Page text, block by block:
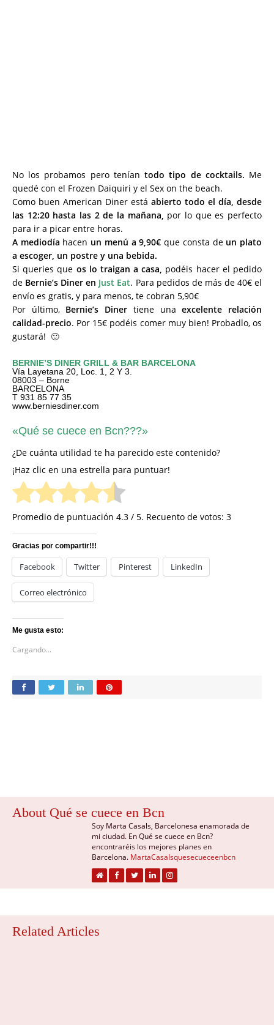
No los probamos pero teníantodo tipo de cocktails. Me
quedé con el Frozen Daiquiri y el Sex on the beach.
Como buen American Diner está abierto todo el día, desde
las 12:20 hasta las 2 de la mañana, por lo que es perfecto
para ir a picar entre horas.
A mediodía hacen un menú a 9,90€ que consta de un plato
a escoger, un postre y una bebida.
Si queries que os lo traigan a casa, podéis hacer el pedido
de Bernie’s Diner en Just Eat. Para pedidos de más de 40€ el
envío es gratis, y para menos, te cobran 5,90€
Por último, Bernie’s Diner tiene unaexcelente relación
calidad-precio. Por 15€ podéis comer muy bien! Probadlo, os
gustará! 🙂
BERNIE’S DINER GRILL & BAR BARCELONA
Vía Layetana 20, Loc. 1, 2 Y 3.
08003 – Borne
BARCELONA
T 931 85 77 35
www.berniesdiner.com
«Qué se cuece en Bcn???»
¿De cuánta utilidad te ha parecido este contenido?
¡Haz clic en una estrella para puntuar!
Promedio de puntuación 4.3 / 5. Recuento de votos: 3
Gracias por compartir!!!
Facebook Twitter Pinterest LinkedIn
Correo electrónico
Me gusta esto:
Cargando...
About Qué se cuece en Bcn
Soy Marta Casals, Barcelonesa enamorada de
mi ciudad. En Qué se cuece en Bcn?
encontraréis los mejores planes en
Barcelona. MartaCasalsquesecueceenbcn
Related Articles